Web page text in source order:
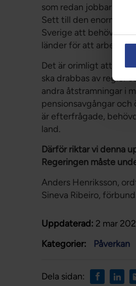
som redan jobbar och
Sett till den enorma
Sverige att behöva
länder för att arbeta.
Det är orimligt att
ska drabbas av regler
andra åtstramningar i
pensionsavgångar
är efterfrågade,
land.
Därför riktar vi denna
Regeringen måste
Anders Henriksson,
Sineva Ribeiro,
Uppdaterad: 2 mar
Kategorier:
Påverkan
Dela sidan: